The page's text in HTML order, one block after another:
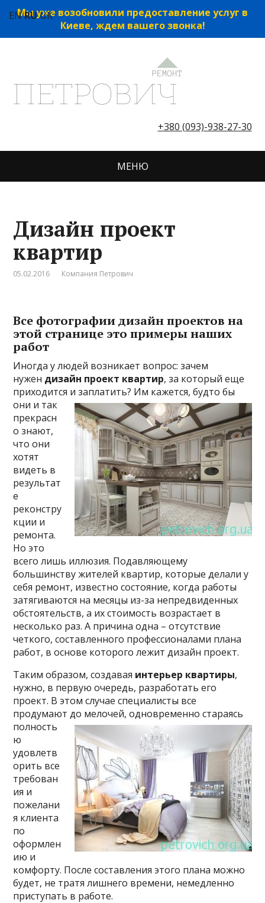
Мы уже возобновили предоставление услуг в
Киеве, ждем вашего звонка!
+380 (093)-938-27-30
МЕНЮ
Дизайн проект
квартир
05.02.2016 Компания Петрович
Все фотографии дизайн проектов на
этой странице это примеры наших
работ
Иногда у людей возникает вопрос: зачем
нужен дизайн проект квартир, за который еще
приходится и заплатить? Им кажется, будто бы
они и так
прекрасн
о знают,
что они
хотят
видеть в
результат
е
реконстру
кции и
ремонта.
Но это
всего лишь иллюзия. Подавляющему
большинству жителей квартир, которые делали у
себя ремонт, известно состояние, когда работы
затягиваются на месяцы из-за непредвиденных
обстоятельств, а их стоимость возрастает в
несколько раз. А причина одна – отсутствие
четкого, составленного профессионалами плана
работ, в основе которого лежит дизайн проект.
Таким образом, создавая интерьер квартиры,
нужно, в первую очередь, разработать его
проект. В этом случае специалисты все
продумают до мелочей, одновременностараясь
полность
ю
удовлетв
орить все
требован
ия и
пожелани
я клиента
по
оформлен
ию и
комфорту. После составления этого плана можно
будет, не тратя лишнего времени, немедленно
приступать в работе.
ENRUUK